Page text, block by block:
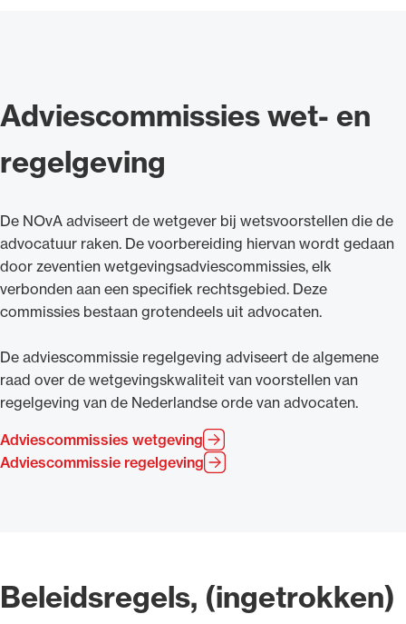
Adviescommissies wet- en
regelgeving
De NOvA adviseert de wetgever bij wetsvoorstellen die de
advocatuur raken. De voorbereiding hiervan wordt gedaan
door zeventien wetgevingsadviescommissies, elk
verbonden aan een specifiek rechtsgebied. Deze
commissies bestaan grotendeels uit advocaten.
De adviescommissie regelgeving adviseert de algemene
raad over de wetgevingskwaliteit van voorstellen van
regelgeving van de Nederlandse orde van advocaten.
Adviescommissies wetgeving
Adviescommissie regelgeving
Beleidsregels, (ingetrokken)